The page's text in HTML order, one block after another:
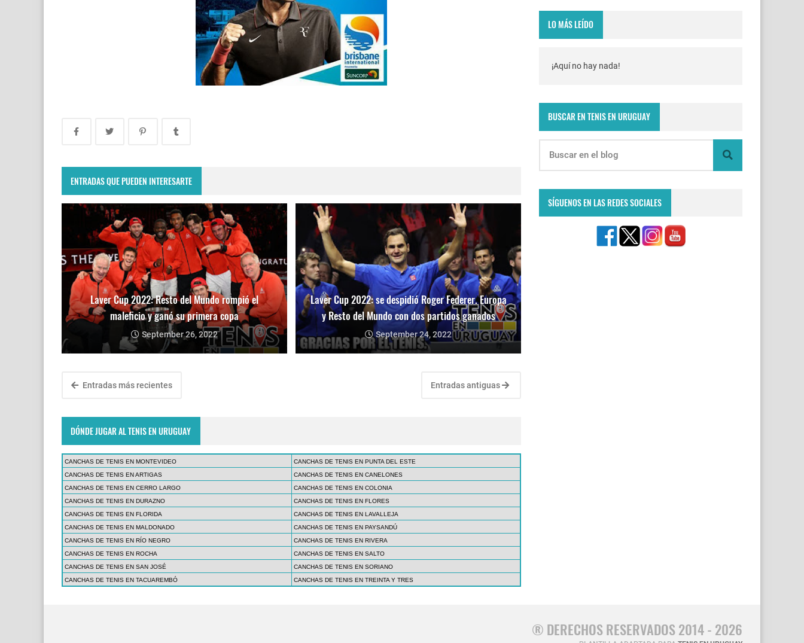
ENTRADAS QUE PUEDEN INTERESARTE
Laver Cup 2022: Resto del Mundo rompió el
maleficio y ganó su primera copa
September 26, 2022
Laver Cup 2022: se despidió Roger Federer. Europa
y Resto del Mundo con dos partidos ganados
September 24, 2022
Entradas más recientes Entradas antiguas
DÓNDE JUGAR AL TENIS EN URUGUAY
CANCHAS DE TENIS EN MONTEVIDEO
CANCHAS DE TENIS EN PUNTA DEL ESTE
CANCHAS DE TENIS EN ARTIGAS
CANCHAS DE TENIS EN CANELONES
CANCHAS DE TENIS EN CERRO LARGO
CANCHAS DE TENIS EN COLONIA
CANCHAS DE TENIS EN DURAZNO
CANCHAS DE TENIS EN FLORES
CANCHAS DE TENIS EN FLORIDA
CANCHAS DE TENIS EN LAVALLEJA
CANCHAS DE TENIS EN MALDONADO
CANCHAS DE TENIS EN PAYSANDÚ
CANCHAS DE TENIS EN RÍO NEGRO
CANCHAS DE TENIS EN RIVERA
CANCHAS DE TENIS EN ROCHA
CANCHAS DE TENIS EN SALTO
CANCHAS DE TENIS EN SAN JOSÉ
CANCHAS DE TENIS EN SORIANO
CANCHAS DE TENIS EN TACUAREMBÓ
CANCHAS DE TENIS EN TREINTA Y TRES
LO MÁS LEÍDO
¡Aquí no hay nada!
BUSCAR EN TENIS EN URUGUAY
SÍGUENOS EN LAS REDES SOCIALES
® DERECHOS RESERVADOS 2014 - 2026